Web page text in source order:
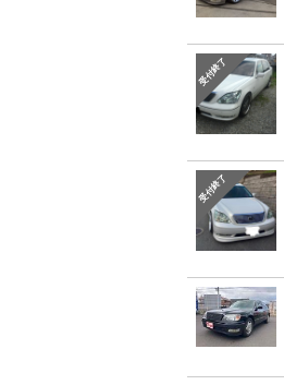
受付終了
受付終了